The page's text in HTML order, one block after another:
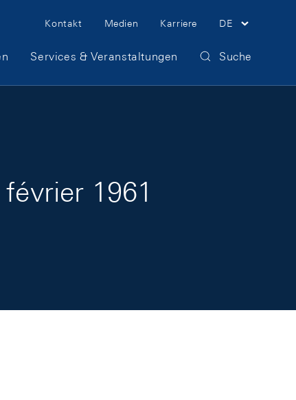
Meta Navigation
Kontakt Medien Karriere DE
Services & Veranstaltungen Suche
1961